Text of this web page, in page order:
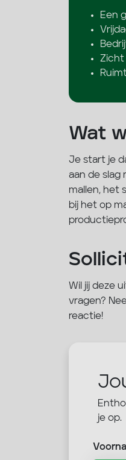
Een
Zicht
Wat
Je start je
aan de slag
mallen, het
bij het op
Wil jij deze
vragen?
reactie!
je op.